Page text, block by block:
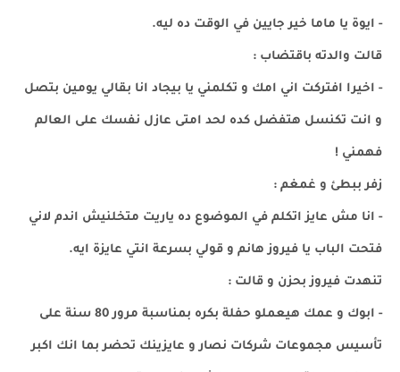
- ايوة يا ماما خير جايين في الوقت ده ليه.
قالت والدته باقتضاب :
- اخيرا افتركت اني امك و تكلمني يا بيجاد انا بقالي يومين بتصل
و انت تكنسل هتفضل كده لحد امتى عازل نفسك على العالم
فهمني !
زفر ببطئ و غمغم :
- انا مش عايز اتكلم في الموضوع ده ياريت متخلنيش اندم لاني
فتحت الباب يا فيروز هانم و قولي بسرعة انتي عايزة ايه.
تنهدت فيروز بحزن و قالت :
- ابوك و عمك هيعملو حفلة بكره بمناسبة مرور 80 سنة على
تأسيس مجموعات شركات نصار و عايزينك تحضر بما انك اكبر